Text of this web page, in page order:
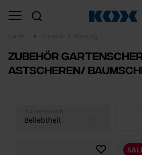
Zubehör
Astscheren/